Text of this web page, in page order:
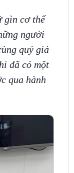
gìn cơ thể
người
quý giá
đã có một
qua hành